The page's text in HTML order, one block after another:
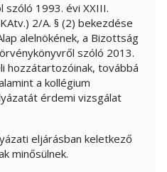
szóló 1993. évi XXIII.
2/A. § (2) bekezdése
alelnökének, a Bizottság
szóló 2013.
hozzátartozóinak, továbbá
a kollégium
érdemi vizsgálat
eljárásban keletkező
minősülnek.